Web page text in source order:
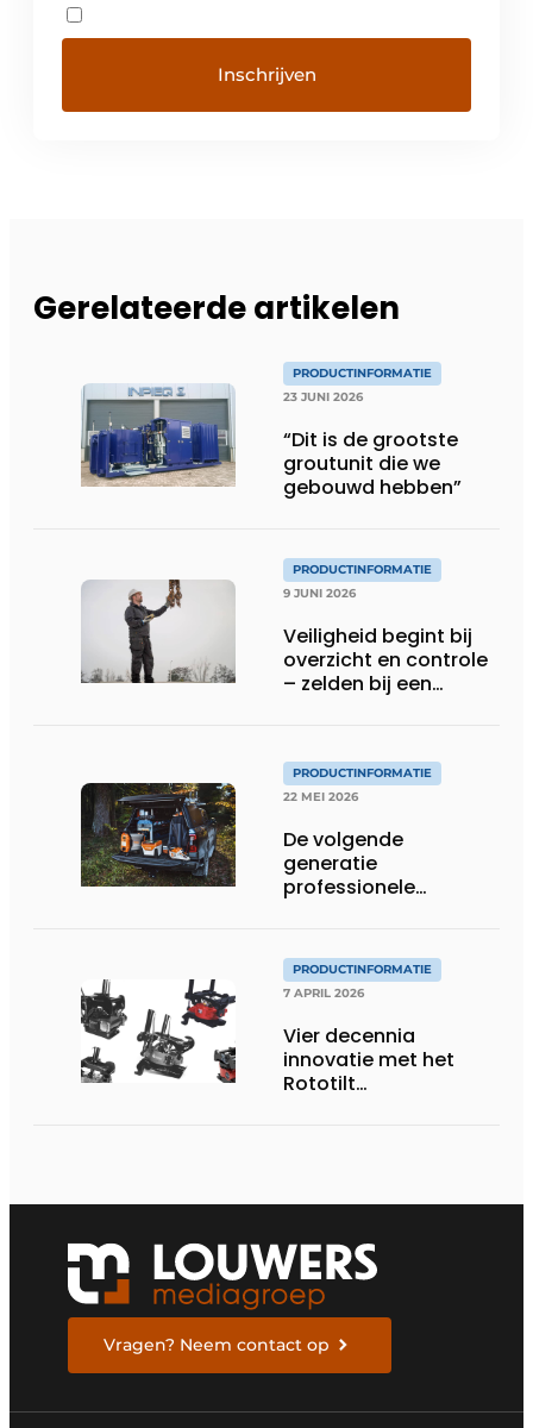
Gerelateerde artikelen
PRODUCTINFORMATIE
23 JUNI 2026
“Dit is de grootste
groutunit die we
gebouwd hebben”
PRODUCTINFORMATIE
9 JUNI 2026
Veiligheid begint bij
overzicht en controle
– zelden bij een
PRODUCTINFORMATIE
22 MEI 2026
De volgende
generatie
professionele
PRODUCTINFORMATIE
7 APRIL 2026
Vier decennia
innovatie met het
Rototilt
Vragen? Neem contact op